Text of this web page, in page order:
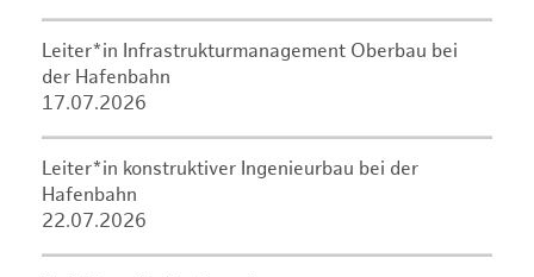
Leiter*in Infrastrukturmanagement Oberbau bei
der Hafenbahn
17.07.2026
Leiter*in konstruktiver Ingenieurbau bei der
Hafenbahn
22.07.2026